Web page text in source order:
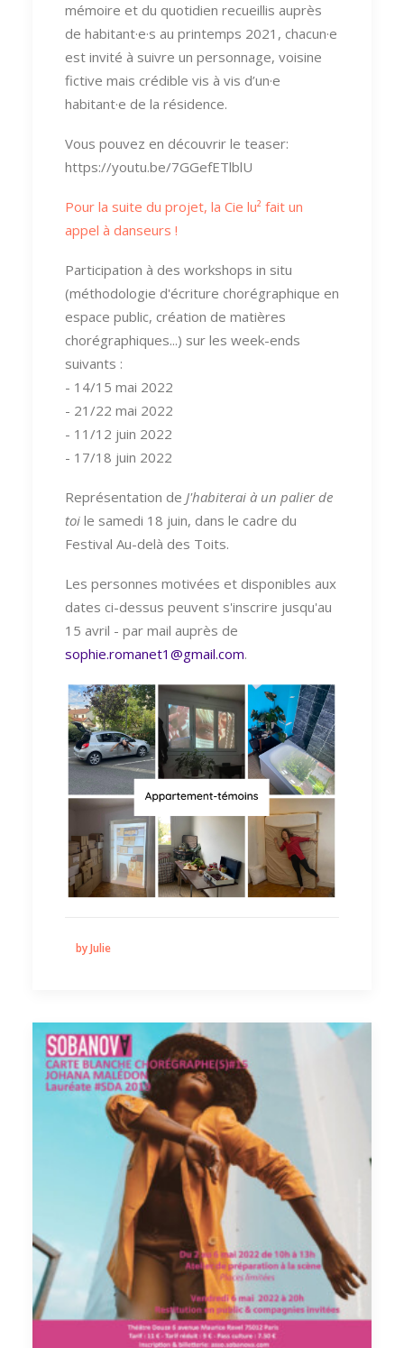
mémoire et du quotidien recueillis auprès
de habitant·e·s au printemps 2021, chacun·e
est invité à suivre un personnage, voisine
fictive mais crédible vis à vis d’un·e
habitant·e de la résidence.
Vous pouvez en découvrir le teaser:
https://youtu.be/7GGefETlblU
Pour la suite du projet, la Cie lu² fait un
appel à danseurs !
Participation à des workshops in situ
(méthodologie d'écriture chorégraphique en
espace public, création de matières
chorégraphiques...) sur les week-ends
suivants :
- 14/15 mai 2022
- 21/22 mai 2022
- 11/12 juin 2022
- 17/18 juin 2022
Représentation de J'habiterai à un palier de
toi le samedi 18 juin, dans le cadre du
Festival Au-delà des Toits.
Les personnes motivées et disponibles aux
dates ci-dessus peuvent s'inscrire jusqu'au
15 avril - par mail auprès de
sophie.romanet1@gmail.com.
by Julie